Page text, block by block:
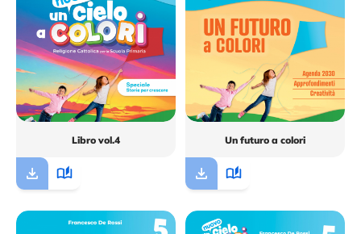
Libro vol.4 Un futuro a colori